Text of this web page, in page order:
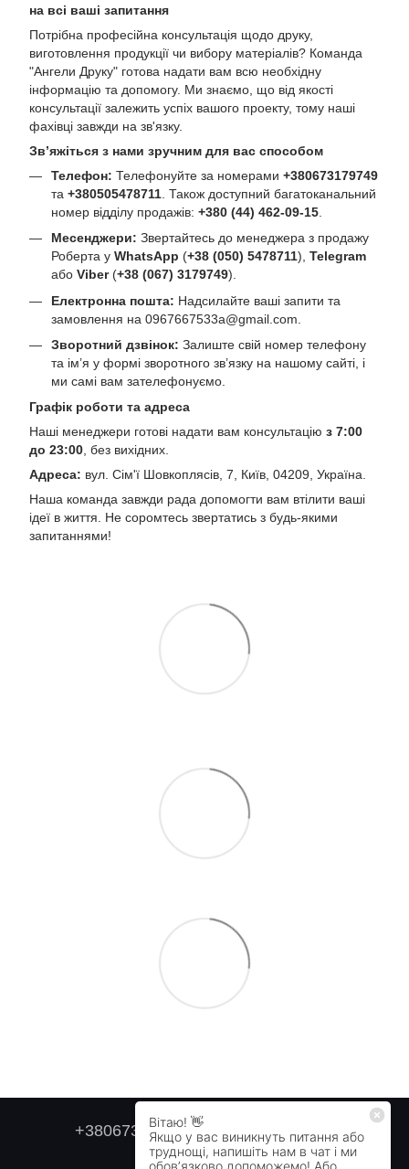
на всі ваші запитання
Потрібна професійна консультація щодо друку,
виготовлення продукції чи вибору матеріалів? Команда
"Ангели Друку" готова надати вам всю необхідну
інформацію та допомогу. Ми знаємо, що від якості
консультації залежить успіх вашого проекту, тому наші
фахівці завжди на зв'язку.
Зв’яжіться з нами зручним для вас способом
Телефон: Телефонуйте за номерами +380673179749
та +380505478711 . Також доступний багатоканальний
номер відділу продажів: +380 (44) 462-09-15
Месенджери: Звертайтесь до менеджера з продажу
Роберта у WhatsApp (+38 (050) 5478711), Telegram
або Viber(+38 (067) 3179749).
Електронна пошта: Надсилайте ваші запити та
замовлення на 0967667533a@gmail.com
Зворотний дзвінок: Залиште свій номер телефону
та ім’я у формі зворотного зв’язку на нашому сайті, і
ми самі вам зателефонуємо.
Графік роботи та адреса
Наші менеджери готові надати вам консультацію з 7:00
до 23:00, без вихідних.
Адреса: вул. Сім'ї Шовкоплясів, 7, Київ, 04209, Україна.
Наша команда завжди рада допомогти вам втілити ваші
ідеї в життя. Не соромтесь звертатись з будь-якими
запитаннями!
+380673179749 +380505478711
Контактна інформація